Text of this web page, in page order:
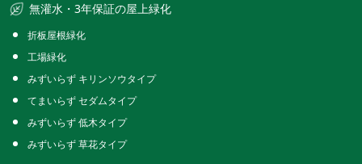
無灌水・3年保証の屋上緑化
折板屋根緑化
工場緑化
みずいらず キリンソウタイプ
てまいらず セダムタイプ
みずいらず 低木タイプ
みずいらず 草花タイプ